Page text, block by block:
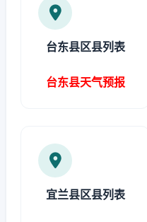
台东县区县列表
台东县天气预报
宜兰县区县列表